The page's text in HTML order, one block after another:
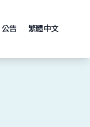
公告 繁體中文